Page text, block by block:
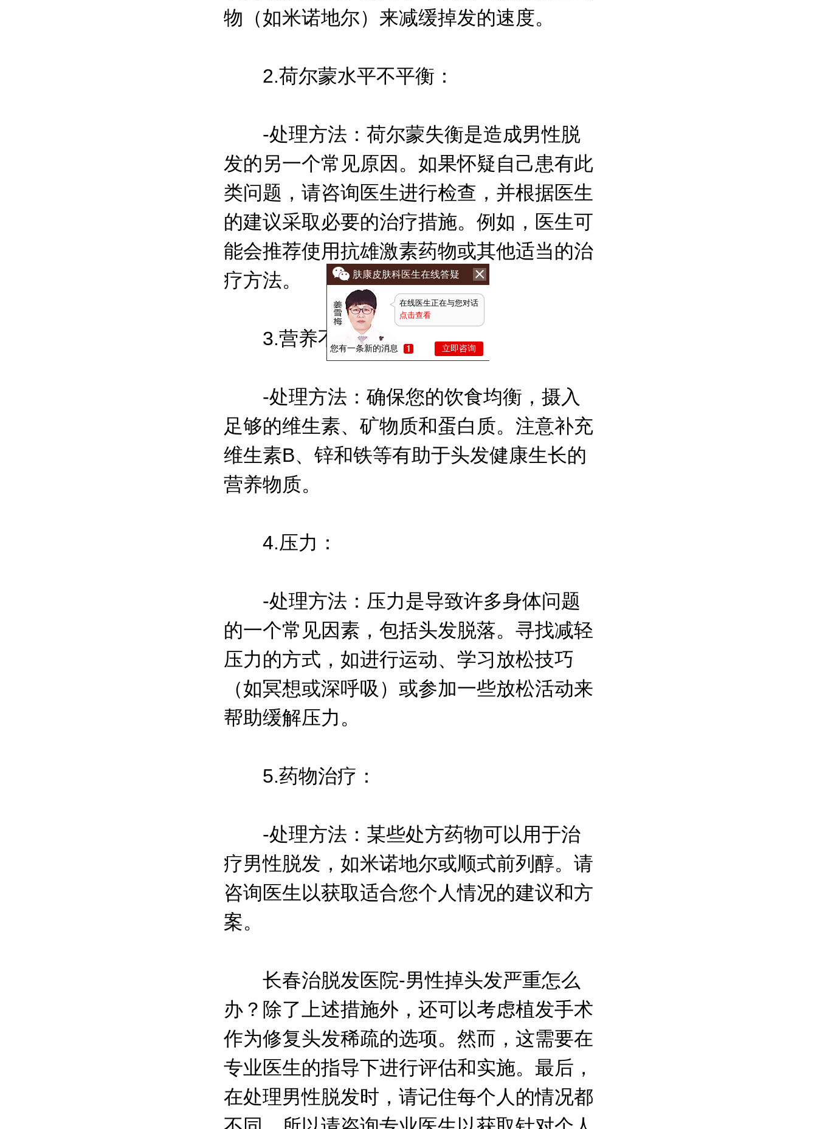
物（如米诺地尔）来减缓掉发的速度。
2.荷尔蒙水平不平衡：
-处理方法：荷尔蒙失衡是造成男性脱
发的另一个常见原因。如果怀疑自己患有此
类问题，请咨询医生进行检查，并根据医生
的建议采取必要的治疗措施。例如，医生可
能会推荐使用抗雄激素药物或其他适当的治
疗方法。
3.营养不良：
-处理方法：确保您的饮食均衡，摄入
足够的维生素、矿物质和蛋白质。注意补充
维生素B、锌和铁等有助于头发健康生长的
营养物质。
4.压力：
-处理方法：压力是导致许多身体问题
的一个常见因素，包括头发脱落。寻找减轻
压力的方式，如进行运动、学习放松技巧
（如冥想或深呼吸）或参加一些放松活动来
帮助缓解压力。
5.药物治疗：
-处理方法：某些处方药物可以用于治
疗男性脱发，如米诺地尔或顺式前列醇。请
咨询医生以获取适合您个人情况的建议和方
案。
长春治脱发医院-男性掉头发严重怎么
办？除了上述措施外，还可以考虑植发手术
作为修复头发稀疏的选项。然而，这需要在
专业医生的指导下进行评估和实施。最后，
在处理男性脱发时，请记住每个人的情况都
肤康皮肤科医生在线答疑
在线医生正在与您对话
点击查看
您有一条新的消息 立即咨询